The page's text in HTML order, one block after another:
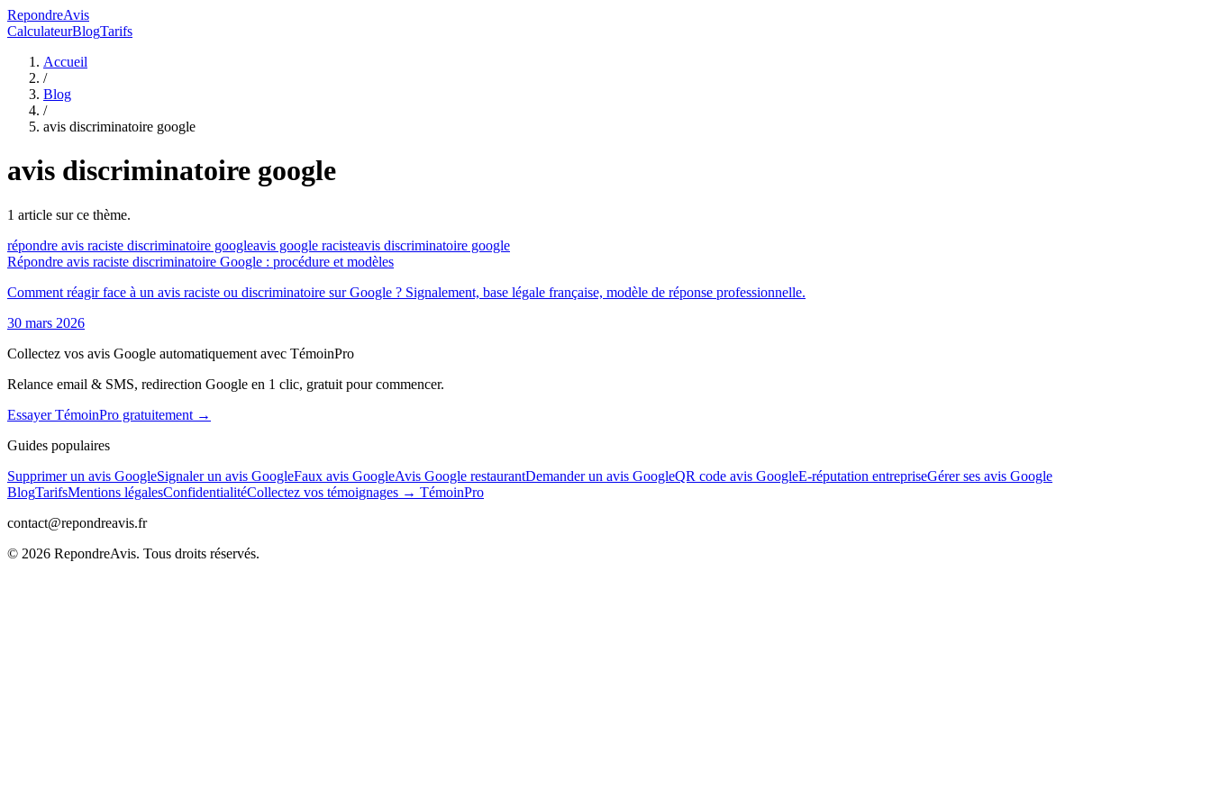
RepondreAvis
CalculateurBlogTarifs
Accueil
/
Blog
/
avis discriminatoire google
avis discriminatoire google
1 article sur ce thème.
répondre avis raciste discriminatoire googleavis google racisteavis discriminatoire google
Répondre avis raciste discriminatoire Google : procédure et modèles
Comment réagir face à un avis raciste ou discriminatoire sur Google ? Signalement, base légale française, modèle de réponse professionnelle.
30 mars 2026
Collectez vos avis Google automatiquement avec TémoinPro
Relance email & SMS, redirection Google en 1 clic, gratuit pour commencer.
Essayer TémoinPro gratuitement →
Guides populaires
Supprimer un avis GoogleSignaler un avis GoogleFaux avis GoogleAvis Google restaurantDemander un avis GoogleQR code avis GoogleE-réputation entrepriseGérer ses avis Google
BlogTarifsMentions légalesConfidentialitéCollectez vos témoignages → TémoinPro
contact@repondreavis.fr
© 2026 RepondreAvis. Tous droits réservés.